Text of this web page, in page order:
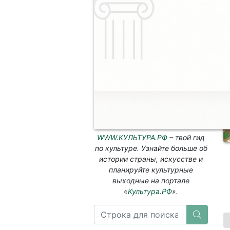
WWW.КУЛЬТУРА.РФ – твой гид
по культуре. Узнайте больше об
истории страны, искусстве и
планируйте культурные
выходные на портале
«Культура.РФ».